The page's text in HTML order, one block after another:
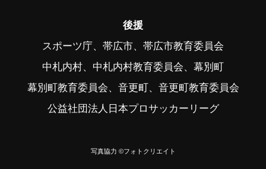
後援
スポーツ庁、帯広市、帯広市教育委員会
中札内村、中札内村教育委員会、幕別町
幕別町教育委員会、音更町、音更町教育委員会
公益社団法人日本プロサッカーリーグ
写真協力 ©フォトクリエイト